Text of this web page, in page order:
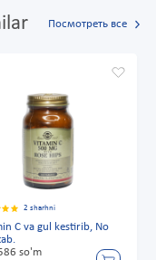
Посмотреть все
2 sharhni
C va gul kestirib, No
so'm